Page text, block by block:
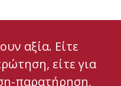
αξία. Είτε
είτε για
παρατήρηση,